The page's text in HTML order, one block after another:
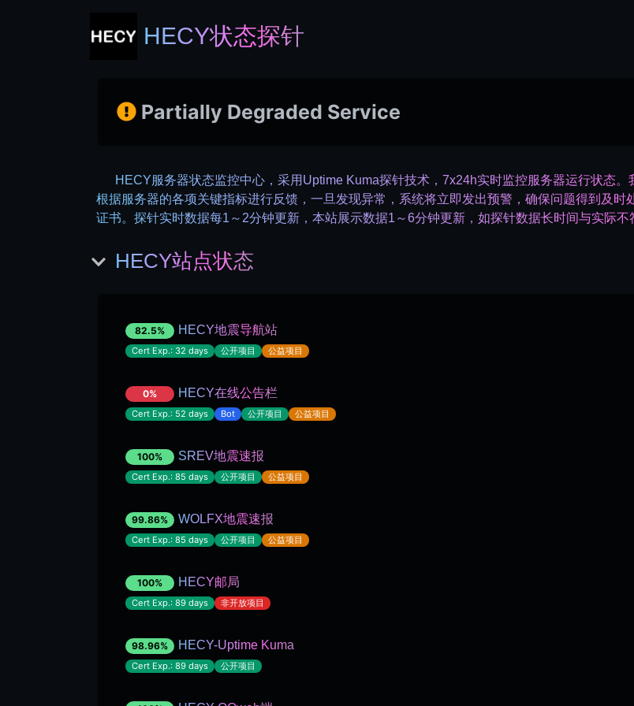
HECY状态探针
Partially Degraded Service
HECY服务器状态监控中心，采用Uptime Kuma探针技术，7x24h实时监控服务器运行状态。
根据服务器的各项关键指标进行反馈，一旦发现异常，系统将立即发出预警，确保问题得到
证书。探针实时数据每1～2分钟更新，本站展示数据1～6分钟更新，如探针数据长时间与实际不
HECY站点状态
82.5% HECY地震导航站
Cert Exp.: 32 days 公开项目 公益项目
0% HECY在线公告栏
Cert Exp.: 52 days Bot 公开项目 公益项目
100% SREV地震速报
Cert Exp.: 85 days 公开项目 公益项目
99.86% WOLFX地震速报
Cert Exp.: 85 days 公开项目 公益项目
100% HECY邮局
Cert Exp.: 89 days 非开放项目
98.96% HECY-Uptime Kuma
Cert Exp.: 89 days 公开项目